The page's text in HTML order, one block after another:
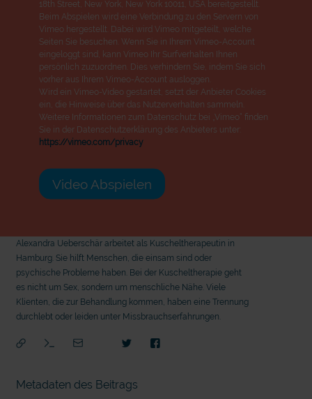
oder "Deppen der "Wir bauen Cherson wieder auf" - Optimismus in der
18th Street, New York, New York 10011, USA bereitgestellt.
Beim Abspielen wird eine Verbindung zu den Servern von
Vimeo hergestellt. Dabei wird Vimeo mitgeteilt, welche
Seiten Sie besuchen. Wenn Sie in Ihrem Vimeo-Account
eingeloggt sind, kann Vimeo Ihr Surfverhalten Ihnen
persönlich zuzuordnen. Dies verhindern Sie, indem Sie sich
vorher aus Ihrem Vimeo-Account ausloggen.
Wird ein Vimeo-Video gestartet, setzt der Anbieter Cookies
ein, die Hinweise über das Nutzerverhalten sammeln.
Weitere Informationen zum Datenschutz bei „Vimeo“ finden
Sie in der Datenschutzerklärung des Anbieters unter:
https://vimeo.com/privacy
Video Abspielen
Alexandra Ueberschär arbeitet als Kuscheltherapeutin in
Hamburg. Sie hilft Menschen, die einsam sind oder
psychische Probleme haben. Bei der Kuscheltherapie geht
es nicht um Sex, sondern um menschliche Nähe. Viele
Klienten, die zur Behandlung kommen, haben eine Trennung
durchlebt oder leiden unter Missbrauchserfahrungen.
Metadaten des Beitrags